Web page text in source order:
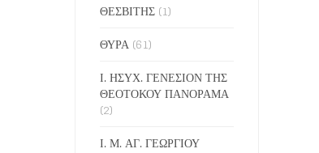
ΘΕΣΒΙΤΗΣ (1)
ΘΥΡΑ (61)
Ι. ΗΣΥΧ. ΓΕΝΕΣΙΟΝ ΤΗΣ
ΘΕΟΤΟΚΟΥ ΠΑΝΟΡΑΜΑ
(2)
Ι. Μ. ΑΓ. ΓΕΩΡΓΙΟΥ